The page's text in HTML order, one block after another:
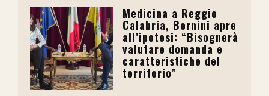
Medicina a Reggio
Calabria, Bernini apre
all’ipotesi: “Bisognerà
valutare domanda e
caratteristiche del
territorio”